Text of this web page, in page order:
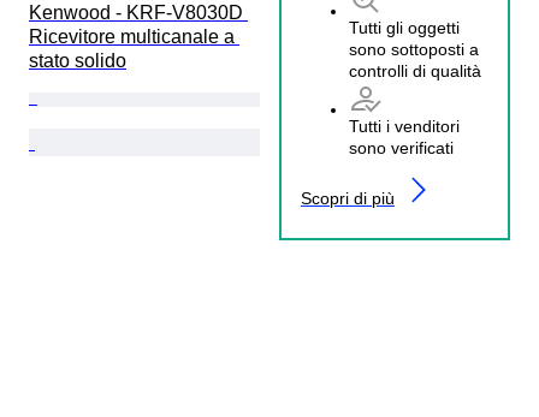
Tutti gli oggetti
sono sottoposti a
controlli di qualità
Tutti i venditori
sono verificati
Scopri di più
Kenwood - KRF-V8030D
Ricevitore multicanale a
stato solido